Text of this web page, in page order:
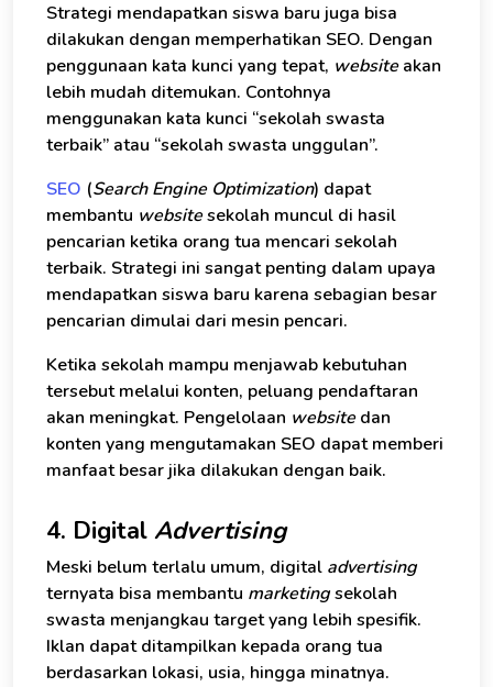
Strategi mendapatkan siswa baru juga bisa
dilakukan dengan memperhatikan SEO. Dengan
penggunaan kata kunci yang tepat, websiteakan
lebih mudah ditemukan. Contohnya
menggunakan kata kunci “sekolah swasta
terbaik” atau “sekolah swasta unggulan”.
SEO (Search Engine Optimization) dapat
membantu websitesekolah muncul di hasil
pencarian ketika orang tua mencari sekolah
terbaik. Strategi ini sangat penting dalam upaya
mendapatkan siswa baru karena sebagian besar
pencarian dimulai dari mesin pencari.
Ketika sekolah mampu menjawab kebutuhan
tersebut melalui konten, peluang pendaftaran
akan meningkat. Pengelolaan websitedan
konten yang mengutamakan SEO dapat memberi
manfaat besar jika dilakukan dengan baik.
4. Digital Advertising
Meski belum terlalu umum, digital advertising
ternyata bisa membantu marketingsekolah
swasta menjangkau target yang lebih spesifik.
Iklan dapat ditampilkan kepada orang tua
berdasarkan lokasi, usia, hingga minatnya.